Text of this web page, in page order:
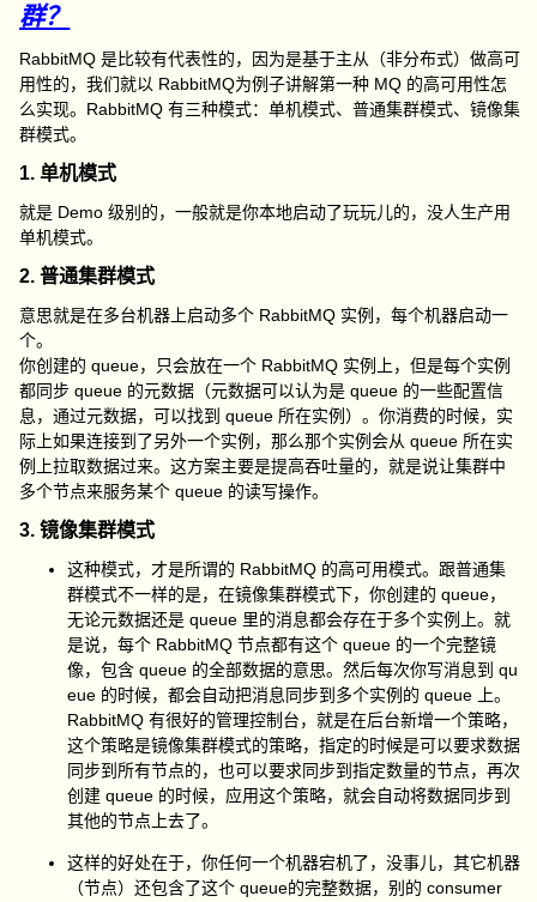
群？
RabbitMQ 是比较有代表性的，因为是基于主从（非分布式）做高可
用性的，我们就以 RabbitMQ为例子讲解第一种 MQ 的高可用性怎
么实现。RabbitMQ 有三种模式：单机模式、普通集群模式、镜像集
群模式。
1. 单机模式
就是 Demo 级别的，一般就是你本地启动了玩玩儿的，没人生产用
单机模式。
2. 普通集群模式
意思就是在多台机器上启动多个 RabbitMQ 实例，每个机器启动一
个。
你创建的 queue，只会放在一个 RabbitMQ 实例上，但是每个实例
都同步 queue 的元数据（元数据可以认为是 queue 的一些配置信
息，通过元数据，可以找到 queue 所在实例）。你消费的时候，实
际上如果连接到了另外一个实例，那么那个实例会从 queue 所在实
例上拉取数据过来。这方案主要是提高吞吐量的，就是说让集群中
多个节点来服务某个 queue 的读写操作。
3. 镜像集群模式
这种模式，才是所谓的 RabbitMQ 的高可用模式。跟普通集
群模式不一样的是，在镜像集群模式下，你创建的 queue，
无论元数据还是 queue 里的消息都会存在于多个实例上。就
是说，每个 RabbitMQ 节点都有这个 queue 的一个完整镜
像，包含 queue 的全部数据的意思。然后每次你写消息到 qu
eue 的时候，都会自动把消息同步到多个实例的 queue 上。
RabbitMQ 有很好的管理控制台，就是在后台新增一个策略，
这个策略是镜像集群模式的策略，指定的时候是可以要求数据
同步到所有节点的，也可以要求同步到指定数量的节点，再次
创建 queue 的时候，应用这个策略，就会自动将数据同步到
其他的节点上去了。
这样的好处在于，你任何一个机器宕机了，没事儿，其它机器
（节点）还包含了这个 queue的完整数据，别的 consumer